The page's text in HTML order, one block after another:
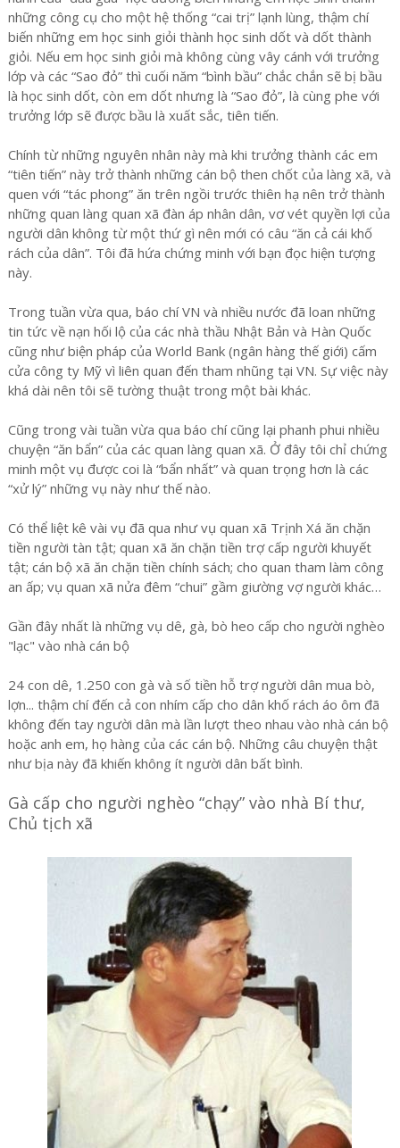
những công cụ cho một hệ thống “cai trị” lạnh lùng, thậm chí
biến những em học sinh giỏi thành học sinh dốt và dốt thành
giỏi. Nếu em học sinh giỏi mà không cùng vây cánh với trưởng
lớp và các “Sao đỏ” thì cuối năm “bình bầu” chắc chắn sẽ bị bầu
là học sinh dốt, còn em dốt nhưng là “Sao đỏ”, là cùng phe với
trưởng lớp sẽ được bầu là xuất sắc, tiên tiến.
Chính từ những nguyên nhân này mà khi trưởng thành các em
“tiên tiến” này trở thành những cán bộ then chốt của làng xã, và
quen với “tác phong” ăn trên ngồi trước thiên hạ nên trở thành
những quan làng quan xã đàn áp nhân dân, vơ vét quyền lợi của
người dân không từ một thứ gì nên mới có câu “ăn cả cái khố
rách của dân”. Tôi đã hứa chứng minh với bạn đọc hiện tượng
này.
Trong tuần vừa qua, báo chí VN và nhiều nước đã loan những
tin tức về nạn hối lộ của các nhà thầu Nhật Bản và Hàn Quốc
cũng như biện pháp của World Bank (ngân hàng thế giới) cấm
cửa công ty Mỹ vì liên quan đến tham nhũng tại VN. Sự việc này
khá dài nên tôi sẽ tường thuật trong một bài khác.
Cũng trong vài tuần vừa qua báo chí cũng lại phanh phui nhiều
chuyện “ăn bẩn” của các quan làng quan xã. Ở đây tôi chỉ chứng
minh một vụ được coi là “bẩn nhất” và quan trọng hơn là các
“xử lý” những vụ này như thế nào.
Có thể liệt kê vài vụ đã qua như vụ quan xã Trịnh Xá ăn chặn
tiền người tàn tật; quan xã ăn chặn tiền trợ cấp người khuyết
tật; cán bộ xã ăn chặn tiền chính sách; cho quan tham làm công
an ấp; vụ quan xã nửa đêm “chui” gầm giường vợ người khác…
Gần đây nhất là những vụ dê, gà, bò heo cấp cho người nghèo
"lạc" vào nhà cán bộ
24 con dê, 1.250 con gà và số tiền hỗ trợ người dân mua bò,
lợn... thậm chí đến cả con nhím cấp cho dân khố rách áo ôm đã
không đến tay người dân mà lần lượt theo nhau vào nhà cán bộ
hoặc anh em, họ hàng của các cán bộ. Những câu chuyện thật
như bịa này đã khiến không ít người dân bất bình.
Gà cấp cho người nghèo “chạy” vào nhà Bí thư,
Chủ tịch xã